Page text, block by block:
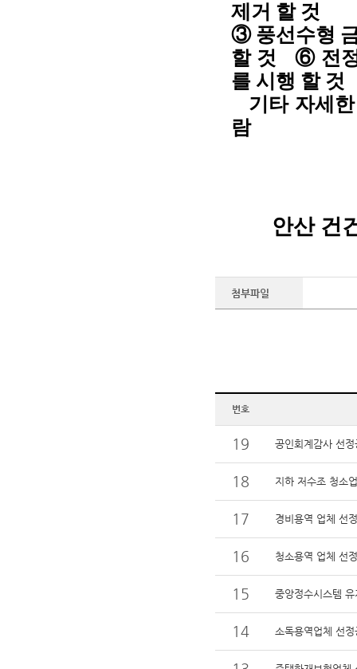
제거 할 것
③ 풍선수형
할 것 ⑥ 전정
를 시행 할 것
기타 자세한
람
안산 건
첨부파일
번호
19 공인회계감사 선정
18 지하 저수조 청소
17 경비용역 업체 선
16 청소용역 업체 선
15 중앙정수시스템
14 소독용역업체 선정